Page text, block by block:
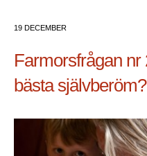
19 DECEMBER
Farmorsfrågan nr
bästa självberöm?